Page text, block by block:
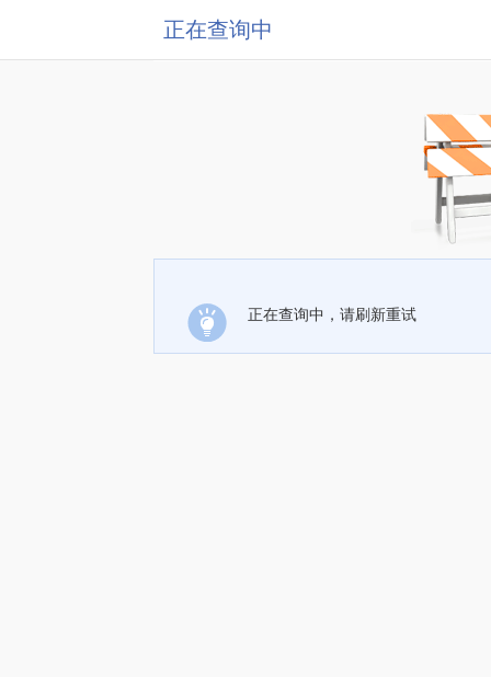
正在查询中
正在查询中，请刷新重试